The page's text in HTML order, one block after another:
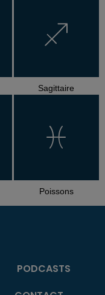
Sagittaire
Poissons
PODCASTS